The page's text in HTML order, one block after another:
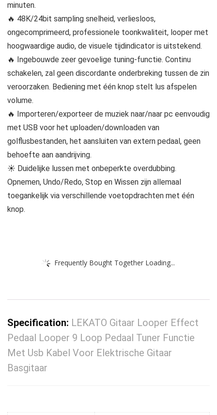
minuten.
🔥 48K/24bit sampling snelheid, verliesloos,
ongecomprimeerd, professionele toonkwaliteit, looper met
hoogwaardige audio, de visuele tijdindicator is uitstekend.
🔥 Ingebouwde zeer gevoelige tuning-functie. Continu
schakelen, zal geen discordante onderbreking tussen de zin
veroorzaken. Bediening met één knop stelt lus afspelen
volume.
🔥 Importeren/exporteer de muziek naar/naar pc eenvoudig
met USB voor het uploaden/downloaden van
golflusbestanden, het aansluiten van extern pedaal, geen
behoefte aan aandrijving.
☀ Duidelijke lussen met onbeperkte overdubbing.
Opnemen, Undo/Redo, Stop en Wissen zijn allemaal
toegankelijk via verschillende voetopdrachten met één
knop.
Frequently Bought Together Loading...
Specification: LEKATO Gitaar Looper Effect
Pedaal Looper 9 Loop Pedaal Tuner Functie
Met Usb Kabel Voor Elektrische Gitaar
Basgitaar